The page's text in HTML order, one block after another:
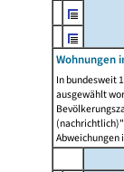
Wohnungen
In bundesweit
ausgewählt
Abweichungen